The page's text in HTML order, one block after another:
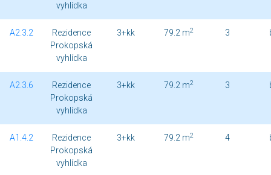
vyhlídka
A2.3.2
Rezidence
Prokopská
vyhlídka
3+kk 79.2 m2 3
A2.3.6
Rezidence
Prokopská
vyhlídka
3+kk 79.2 m2 3
A1.4.2
Rezidence
Prokopská
vyhlídka
3+kk 79.2 m2 4